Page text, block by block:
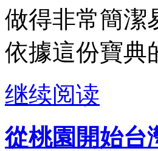
做得非常簡潔
依據這份寶典
继续阅读
從桃園開始台